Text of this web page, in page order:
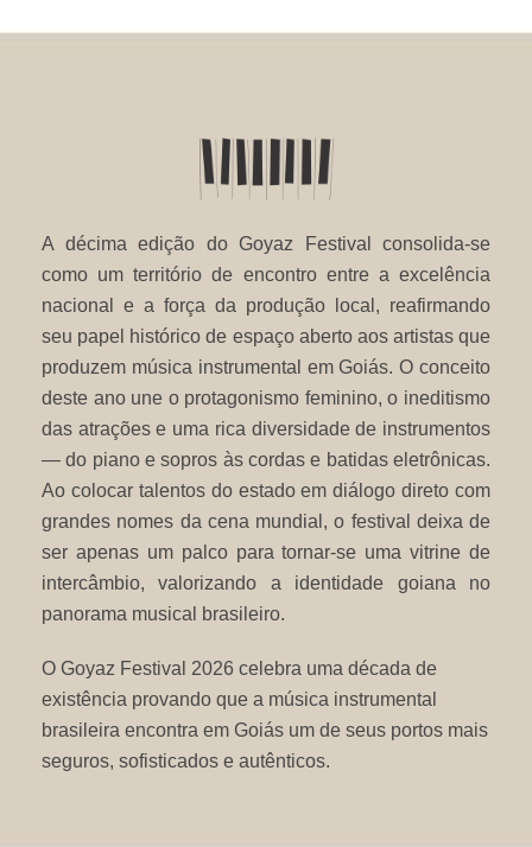
A décima edição do Goyaz Festival consolida-se
como um território de encontro entre a excelência
nacional e a força da produção local, reafirmando
seu papel histórico de espaço aberto aos artistas que
produzem música instrumental em Goiás. O conceito
deste ano une o protagonismo feminino, o ineditismo
das atrações e uma rica diversidade de instrumentos
— do piano e sopros às cordas e batidas eletrônicas.
Ao colocar talentos do estado em diálogo direto com
grandes nomes da cena mundial, o festival deixa de
ser apenas um palco para tornar-se uma vitrine de
intercâmbio, valorizando a identidade goiana no
panorama musical brasileiro.
O Goyaz Festival 2026 celebra uma década de
existência provando que a música instrumental
brasileira encontra em Goiás um de seus portos mais
seguros, sofisticados e autênticos.